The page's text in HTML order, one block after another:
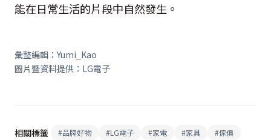
能在日常生活的片段中自然發生。
彙整編輯：Yumi_Kao
圖片暨資料提供：LG電子
相關標籤 #品牌好物 #LG電子 #家電 #家具 #傢俱